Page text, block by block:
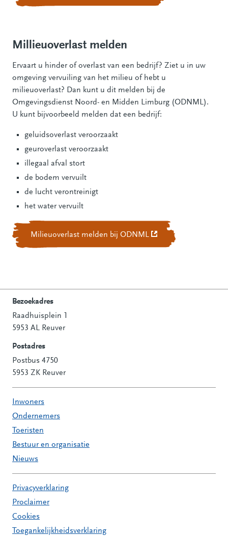
Millieuoverlast melden
Ervaart u hinder of overlast van een bedrijf? Ziet u in uw
omgeving vervuiling van het milieu of hebt u
milieuoverlast? Dan kunt u dit melden bij de
Omgevingsdienst Noord- en Midden Limburg (ODNML).
U kunt bijvoorbeeld melden dat een bedrijf:
geluidsoverlast veroorzaakt
geuroverlast veroorzaakt
illegaal afval stort
de bodem vervuilt
de lucht verontreinigt
het water vervuilt
Milieuoverlast melden bij ODNML (Deze link gaat naar
Contactinformatie
Bezoekadres
Raadhuisplein 1
5953 AL Reuver
Postadres
Postbus 4750
5953 ZK Reuver
Inwoners
Ondernemers
Toeristen
Bestuur en organisatie
Nieuws
Privacyverklaring
Proclaimer
Cookies
Toegankelijkheidsverklaring